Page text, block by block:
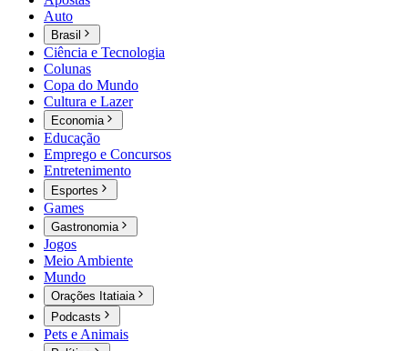
Auto
Brasil
Ciência e Tecnologia
Colunas
Copa do Mundo
Cultura e Lazer
Economia
Educação
Emprego e Concursos
Entretenimento
Esportes
Games
Gastronomia
Jogos
Meio Ambiente
Mundo
Orações Itatiaia
Podcasts
Pets e Animais